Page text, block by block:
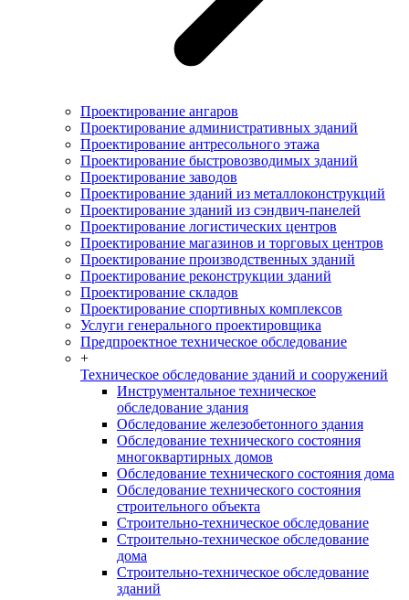
Проектирование ангаров
Проектирование административных зданий
Проектирование антресольного этажа
Проектирование быстровозводимых зданий
Проектирование заводов
Проектирование зданий из металлоконструкций
Проектирование зданий из сэндвич-панелей
Проектирование логистических центров
Проектирование магазинов и торговых центров
Проектирование производственных зданий
Проектирование реконструкции зданий
Проектирование складов
Проектирование спортивных комплексов
Услуги генерального проектировщика
Предпроектное техническое обследование
+
Техническое обследование зданий и сооружений
Инструментальное техническое
обследование здания
Обследование железобетонного здания
Обследование технического состояния
многоквартирных домов
Обследование технического состояния дома
Обследование технического состояния
строительного объекта
Строительно-техническое обследование
Строительно-техническое обследование
дома
Строительно-техническое обследование
зданий